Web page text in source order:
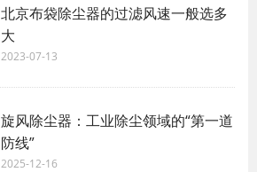
北京布袋除尘器的过滤风速一般选多
大
2023-07-13
旋风除尘器：工业除尘领域的“第一道
防线”
2025-12-16